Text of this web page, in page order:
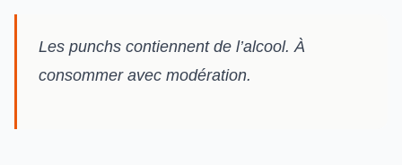
Les punchs contiennent de l’alcool. À
consommer avec modération.